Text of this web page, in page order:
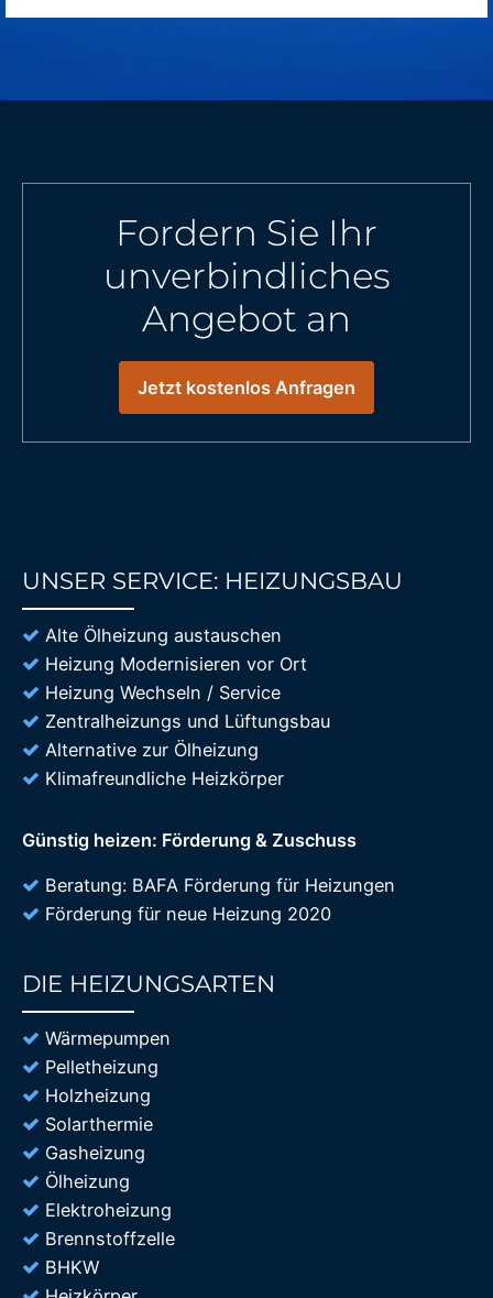
Fordern Sie Ihr
unverbindliches
Angebot an
Jetzt kostenlos Anfragen
UNSER SERVICE: HEIZUNGSBAU
Alte Ölheizung austauschen
Heizung Modernisieren vor Ort
Heizung Wechseln / Service
Zentralheizungs und Lüftungsbau
Alternative zur Ölheizung
Klimafreundliche Heizkörper
Günstig heizen: Förderung & Zuschuss
Beratung: BAFA Förderung für Heizungen
Förderung für neue Heizung 2020
DIE HEIZUNGSARTEN
Wärmepumpen
Pelletheizung
Holzheizung
Solarthermie
Gasheizung
Ölheizung
Elektroheizung
Brennstoffzelle
BHKW